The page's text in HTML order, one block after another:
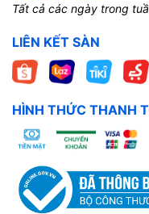
Tất cả các ngày trong
LIÊN KẾT SÀN
HÌNH THỨC THANH